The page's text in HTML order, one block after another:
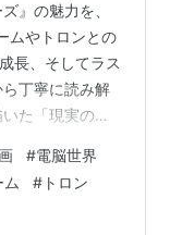
実際には俳優た
ので、フルCG
芳しいものでは
とになる。
レガシー
』の魅力を、
ムやトロンとの
長、そしてラス
丁寧に読み解
た「現実の延
はOZの“続
の系譜にある
う未来観 クジ
#電脳世界
# トロン